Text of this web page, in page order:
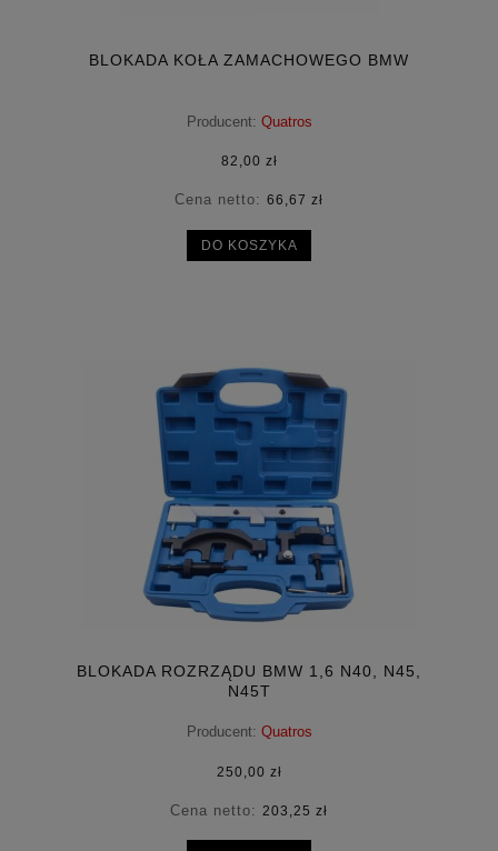
BLOKADA KOŁA ZAMACHOWEGO BMW
Producent: Quatros
82,00 zł
Cena netto: 66,67 zł
DO KOSZYKA
BLOKADA ROZRZĄDU BMW 1,6 N40, N45,
N45T
Producent: Quatros
250,00 zł
Cena netto: 203,25 zł